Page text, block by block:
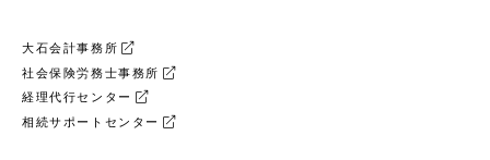
大石会計事務所
社会保険労務士事務所
経理代行センター
相続サポートセンター